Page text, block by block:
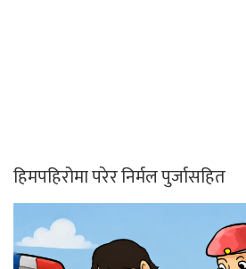
हिमपहिरोमा परेर निर्मल पुर्जासहित